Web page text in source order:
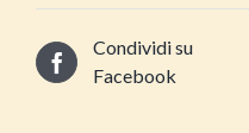
Condividi su
Facebook